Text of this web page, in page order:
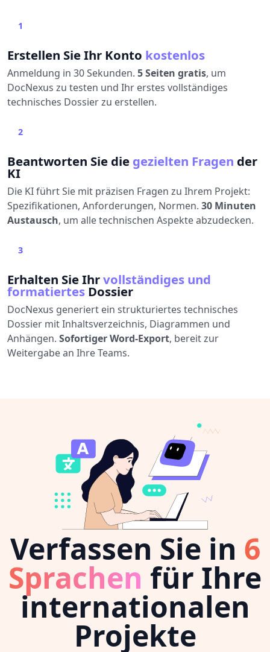
1
Erstellen Sie Ihr Konto kostenlos
Anmeldung in 30 Sekunden. 5 Seiten gratis, um
DocNexus zu testen und Ihr erstes vollständiges
technisches Dossier zu erstellen.
2
Beantworten Sie die gezielten Fragen der
KI
Die KI führt Sie mit präzisen Fragen zu Ihrem Projekt:
Spezifikationen, Anforderungen, Normen. 30 Minuten
Austausch, um alle technischen Aspekte abzudecken.
3
Erhalten Sie Ihrvollständiges und
formatiertes Dossier
DocNexus generiert ein strukturiertes technisches
Dossier mit Inhaltsverzeichnis, Diagrammen und
Anhängen. Sofortiger Word-Export, bereit zur
Weitergabe an Ihre Teams.
Verfassen Sie in 6
Sprachen für Ihre
internationalen
Projekte